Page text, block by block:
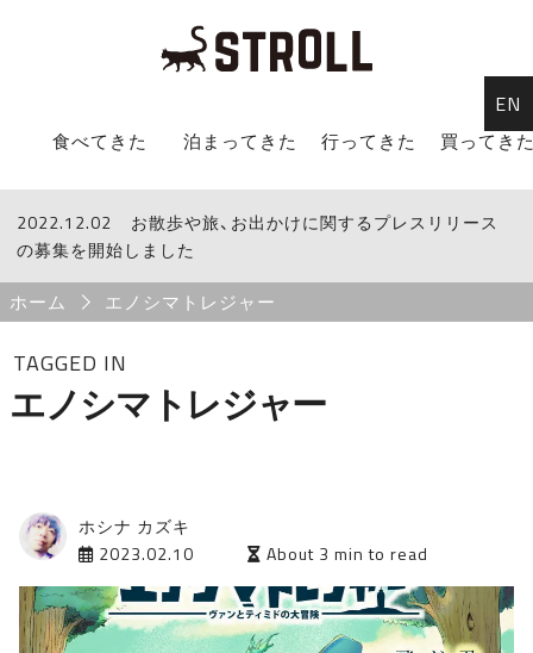
STROLL Menu
食べてきた 泊まってきた 行ってきた 買ってき
STROLLからのお知らせ
2022.12.02
お散歩や旅、お出かけに関するプレスリリース
の募集を開始しました
Breadcrumb
ホーム エノシマトレジャー
TAGGED IN
エノシマトレジャー
ホシナ カズキ
2023.02.10
About 3 min to read
EN